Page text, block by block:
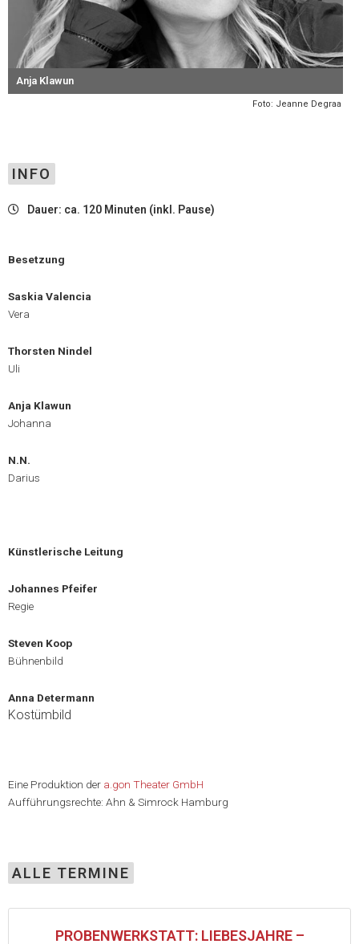
Anja Klawun
Foto: Jeanne Degraa
INFO
Dauer: ca. 120 Minuten (inkl. Pause)
Besetzung
Saskia Valencia
Vera
Thorsten Nindel
Uli
Anja Klawun
Johanna
N.N.
Darius
Künstlerische Leitung
Johannes Pfeifer
Regie
Steven Koop
Bühnenbild
Anna Determann
Kostümbild
Eine Produktion der a.gon Theater GmbH
Aufführungsrechte: Ahn & Simrock Hamburg
ALLE TERMINE
PROBENWERKSTATT: LIEBESJAHRE –